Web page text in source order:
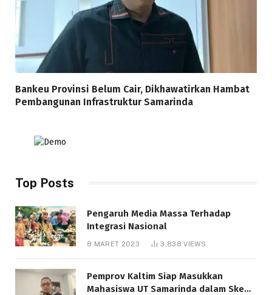
Bankeu Provinsi Belum Cair, Dikhawatirkan Hambat
Pembangunan Infrastruktur Samarinda
Top Posts
Pengaruh Media Massa Terhadap
Integrasi Nasional
8 MARET 2023 3,838VIEWS
Pemprov Kaltim Siap Masukkan
Mahasiswa UT Samarinda dalam Skema